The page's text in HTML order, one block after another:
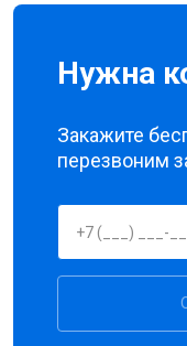
Нужна
Закажите
перезвоним